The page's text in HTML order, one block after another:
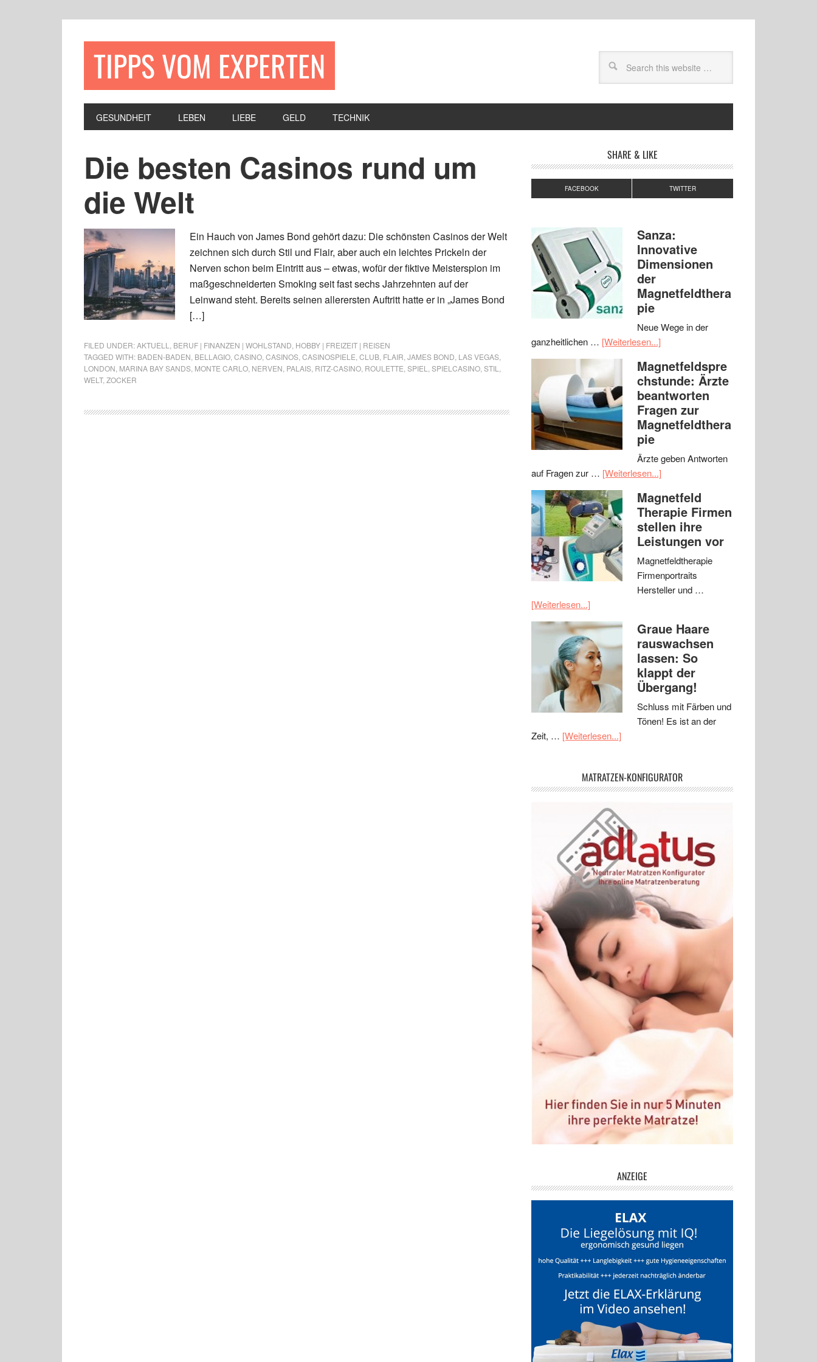
TIPPS VOM EXPERTEN
GESUNDHEIT LEBEN LIEBE GELD TECHNIK
Die besten Casinos rund um
die Welt
Ein Hauch von James Bond gehört dazu: Die schönsten Casinos der Welt
zeichnen sich durch Stil und Flair, aber auch ein leichtes Prickeln der
Nerven schon beim Eintritt aus – etwas, wofür der fiktive Meisterspion im
maßgeschneiderten Smoking seit fast sechs Jahrzehnten auf der
Leinwand steht. Bereits seinen allerersten Auftritt hatte er in „James Bond
[…]
FILED UNDER:AKTUELL BERUF | FINANZEN | WOHLSTAND HOBBY | FREIZEIT | REISEN
TAGGED WITH: BADEN-BADEN BELLAGIO CASINO CASINOS CASINOSPIELE CLUB FLAIR JAMES BOND LAS VEGAS
LONDON MARINA BAY SANDS MONTE CARLO NERVEN PALAIS RITZ-CASINO ROULETTE SPIEL SPIELCASINO STIL
WELT, ZOCKER
SHARE & LIKE
FACEBOOK TWITTER
Sanza:
Innovative
Dimensionen
der
Magnetfeldthera
pie
Neue Wege in der
ganzheitlichen … [Weiterlesen...]
Magnetfeldspre
chstunde: Ärzte
beantworten
Fragen zur
Magnetfeldthera
pie
Ärzte geben Antworten
auf Fragen zur … [Weiterlesen...]
Magnetfeld
Therapie Firmen
stellen ihre
Leistungen vor
Magnetfeldtherapie
Firmenportraits
Hersteller und …
[Weiterlesen...]
Graue Haare
rauswachsen
lassen: So
klappt der
Übergang!
Schluss mit Färben und
Tönen! Es ist an der
Zeit, … [Weiterlesen...]
MATRATZEN-KONFIGURATOR
ANZEIGE